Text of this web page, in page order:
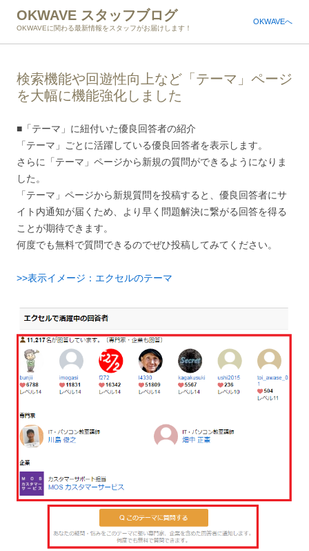
OKWAVE スタッフブログ
OKWAVEに関わる最新情報をスタッフがお届けします！
OKWAVEへ
検索機能や回遊性向上など「テーマ」ページ
を大幅に機能強化しました
■「テーマ」に紐付いた優良回答者の紹介
「テーマ」ごとに活躍している優良回答者を表示します。
さらに「テーマ」ページから新規の質問ができるようになりま
した。
「テーマ」ページから新規質問を投稿すると、優良回答者にサ
イト内通知が届くため、より早く問題解決に繋がる回答を得る
ことが期待できます。
何度でも無料で質問できるのでぜひ投稿してみてください。
>>表示イメージ：エクセルのテーマ